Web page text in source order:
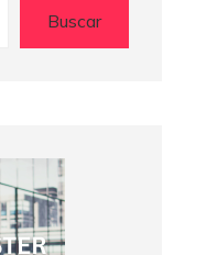
Buscar